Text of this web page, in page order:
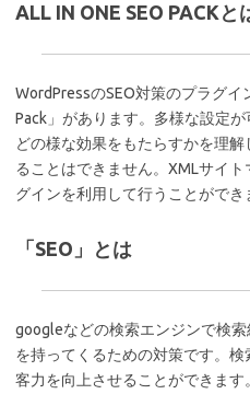
ALL IN ONE SEO PACKと
WordPressのSEO対策のプラグイ
Pack」があります。多様な設定
どの様な効果をもたらすかを理
ることはできません。XMLサイ
グインを利用して行うことができ
「SEO」とは
googleなどの検索エンジンで検
を持ってくるための対策です。
客力を向上させることができます。